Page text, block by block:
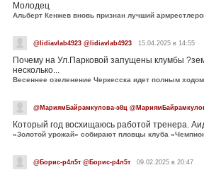
Молодец
Альберт Кенжев вновь признан лучший
@lidiavlab4923 @lidiavlab4923 15.04.2025 в 14:55
Почему на Ул.Парковой запущены клумбы
несколько...
Весеннее озеленение Черкесска идет полным ходом
@МариямБайрамкулова-э8ц
Который год восхищаюсь работой тренера.
«Золотой урожай» собирают пловцы клуба
@Борис-р4л5т @Борис-р4л5т 09.02.2025 в 20:47